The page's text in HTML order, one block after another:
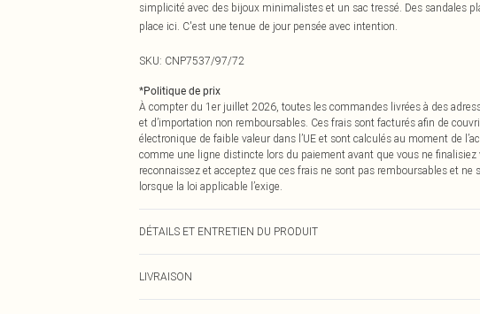
simplicité avec des bijoux minimalistes et un sac tressé. Des sandales
place ici. C'est une tenue de jour pensée avec intention.
SKU: CNP7537/97/72
*Politique de prix
À compter du 1er juillet 2026, toutes les commandes livrées à des
et d’importation non remboursables. Ces frais sont facturés afin de
électronique de faible valeur dans l’UE et sont calculés au moment de
comme une ligne distincte lors du paiement avant que vous ne
reconnaissez et acceptez que ces frais ne sont pas remboursables et ne
lorsque la loi applicable l’exige.
DÉTAILS ET ENTRETIEN DU PRODUIT
LIVRAISON